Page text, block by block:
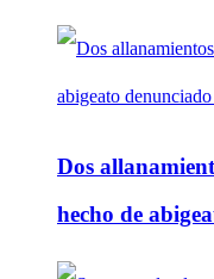
Dos
hecho de